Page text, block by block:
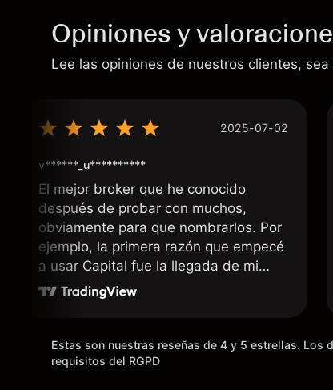
Opiniones y
Lee las opiniones de nuestros clientes,
2025-07-02
v******_u**********
El mejor broker que he conocido
después de probar con muchos,
obviamente para que nombrarlos. Por
ejemplo, la primera razón que empecé
a usar Capital fue la llegada de mi
dinero de inmediato a mi cuenta
días o tienen mucha burocracia; y la
segunda razón, que te devuelve
Estas son nuestras reseñas de 4 y 5 estrellas.
requisitos del RGPD